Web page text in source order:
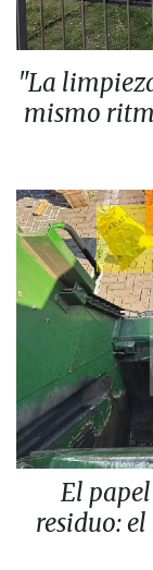
"La
mismo
El
residuo: